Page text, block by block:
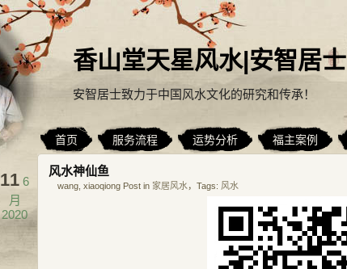
香山堂天星风水|安智居士
安智居士致力于中国风水文化的研究和传承！
首页 服务流程 运势分析 福主案例
风水神仙鱼
wang, xiaoqiong Post in 家居风水，Tags: 风水
11 6
月
2020